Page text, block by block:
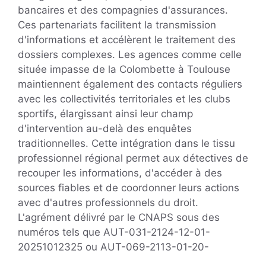
bancaires et des compagnies d'assurances.
Ces partenariats facilitent la transmission
d'informations et accélèrent le traitement des
dossiers complexes. Les agences comme celle
située impasse de la Colombette à Toulouse
maintiennent également des contacts réguliers
avec les collectivités territoriales et les clubs
sportifs, élargissant ainsi leur champ
d'intervention au-delà des enquêtes
traditionnelles. Cette intégration dans le tissu
professionnel régional permet aux détectives de
recouper les informations, d'accéder à des
sources fiables et de coordonner leurs actions
avec d'autres professionnels du droit.
L'agrément délivré par le CNAPS sous des
numéros tels que AUT-031-2124-12-01-
20251012325 ou AUT-069-2113-01-20-